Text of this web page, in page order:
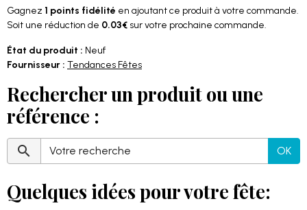
Gagnez 1 points fidélité en ajoutant ce produit à votre commande.
Soit une réduction de 0.03€ sur votre prochaine commande.
État du produit : Neuf
Fournisseur : Tendances Fêtes
Rechercher un produit ou une
référence :
OK
Quelques idées pour votre fête: